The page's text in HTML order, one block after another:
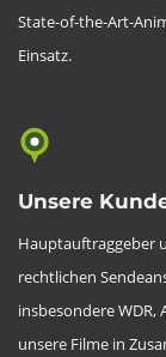
State-of-the-Art-
Einsatz.
Unsere
Hauptauftraggeber
rechtlichen
insbesondere WDR,
unsere Filme in